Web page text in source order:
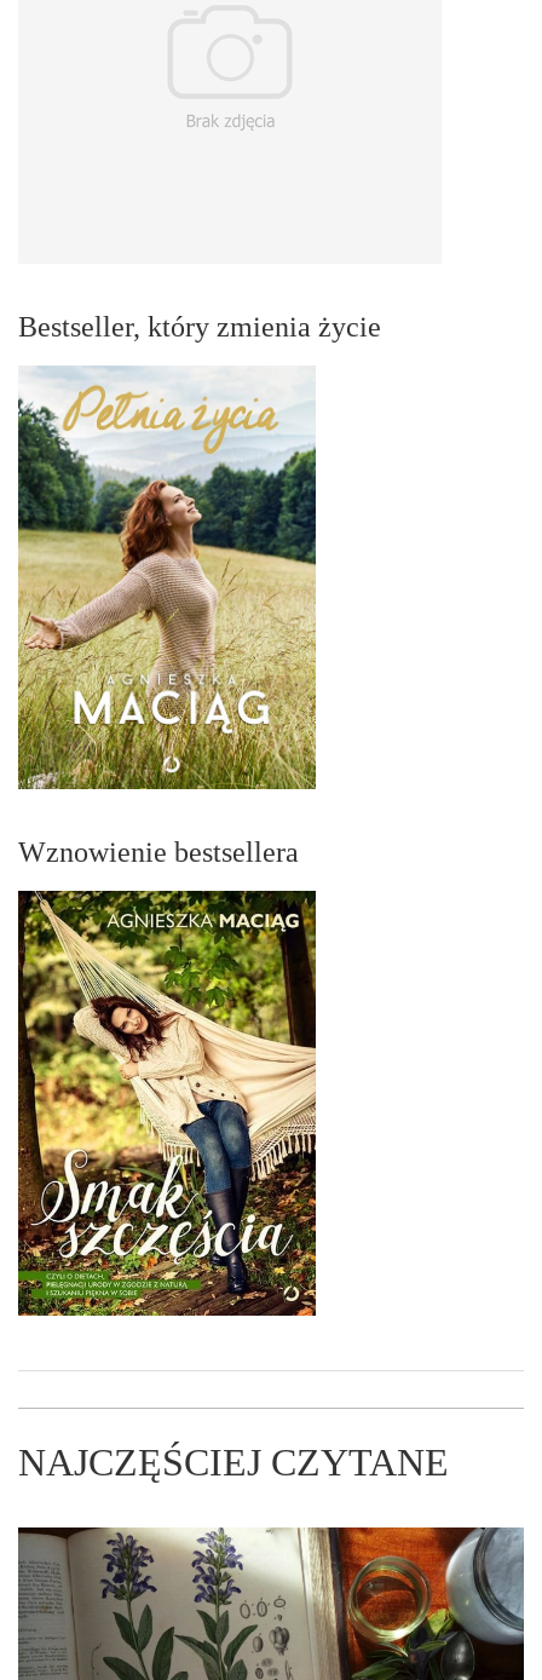
Bestseller, który zmienia życie
Wznowienie bestsellera
NAJCZĘŚCIEJ CZYTANE